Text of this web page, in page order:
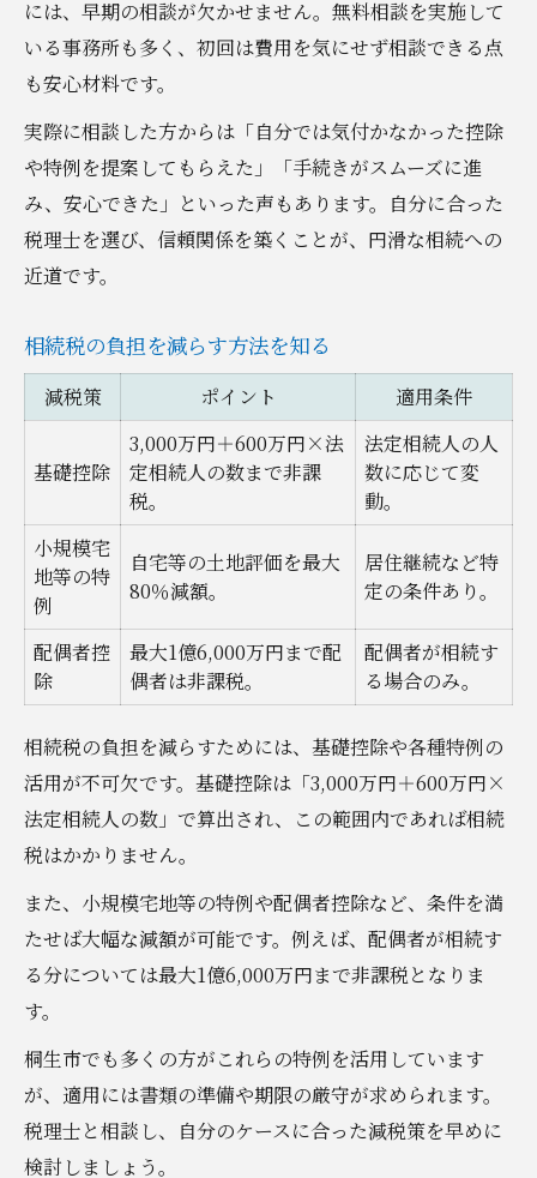
には、早期の相談が欠かせません。無料相談を実施して
いる事務所も多く、初回は費用を気にせず相談できる点
も安心材料です。
実際に相談した方からは「自分では気付かなかった控除
や特例を提案してもらえた」「手続きがスムーズに進
み、安心できた」といった声もあります。自分に合った
税理士を選び、信頼関係を築くことが、円滑な相続への
近道です。
相続税の負担を減らす方法を知る
減税策 ポイント 適用条件
基礎控除
3,000万円＋600万円×法
定相続人の数まで非課
税。
法定相続人の人
数に応じて変
動。
小規模宅
地等の特
例
自宅等の土地評価を最大
80％減額。
居住継続など特
定の条件あり。
配偶者控
除
最大1億6,000万円まで配
偶者は非課税。
配偶者が相続す
る場合のみ。
相続税の負担を減らすためには、基礎控除や各種特例の
活用が不可欠です。基礎控除は「3,000万円＋600万円×
法定相続人の数」で算出され、この範囲内であれば相続
税はかかりません。
また、小規模宅地等の特例や配偶者控除など、条件を満
たせば大幅な減額が可能です。例えば、配偶者が相続す
る分については最大1億6,000万円まで非課税となりま
す。
桐生市でも多くの方がこれらの特例を活用しています
が、適用には書類の準備や期限の厳守が求められます。
税理士と相談し、自分のケースに合った減税策を早めに
検討しましょう。